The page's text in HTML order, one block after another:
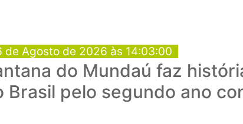
de Agosto de 2026 às 14:03:00
do Mundaú faz
Brasil pelo segundo ano